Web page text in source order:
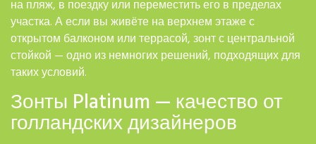
на пляж, в поездку или переместить его в пределах
участка. А если вы живёте на верхнем этаже с
открытом балконом или террасой, зонт с центральной
стойкой — одно из немногих решений, подходящих для
таких условий.
Зонты Platinum — качество от
голландских дизайнеров